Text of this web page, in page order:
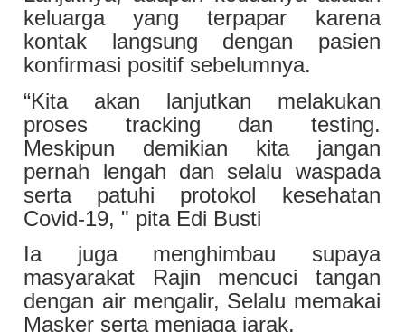
keluarga yang terpapar karena
kontak langsung dengan pasien
konfirmasi positif sebelumnya.
“Kita akan lanjutkan melakukan
proses tracking dan testing.
Meskipun demikian kita jangan
pernah lengah dan selalu waspada
serta patuhi protokol kesehatan
Covid-19, " pita Edi Busti
Ia juga menghimbau supaya
masyarakat Rajin mencuci tangan
dengan air mengalir, Selalu memakai
Masker serta menjaga jarak.